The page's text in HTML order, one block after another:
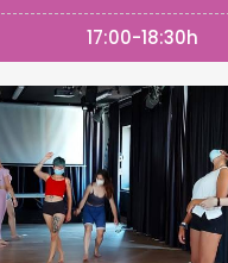
17:00-18:30h